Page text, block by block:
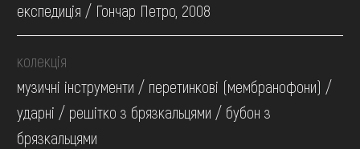
експедиція / Гончар Петро, 2008
колекція
музичні інструменти / перетинкові (мембранофони) /
ударні / решітко з брязкальцями / бубон з
брязкальцями